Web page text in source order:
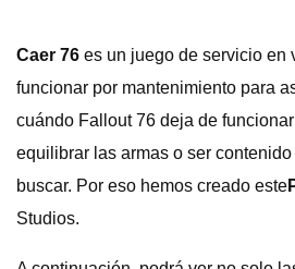
Caer 76 es un juego de servicio en
funcionar por mantenimiento para
cuándo Fallout 76 deja de
equilibrar las armas o ser
buscar. Por eso hemos creado este
Studios.